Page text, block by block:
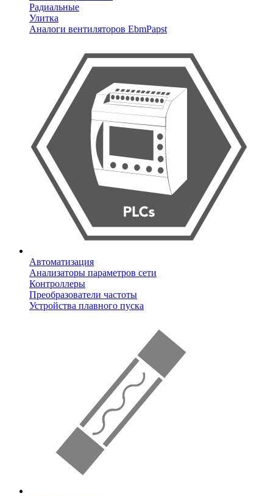
Радиальные
Улитка
Аналоги вентиляторов EbmPapst
Автоматизация
Анализаторы параметров сети
Контроллеры
Преобразователи частоты
Устройства плавного пуска